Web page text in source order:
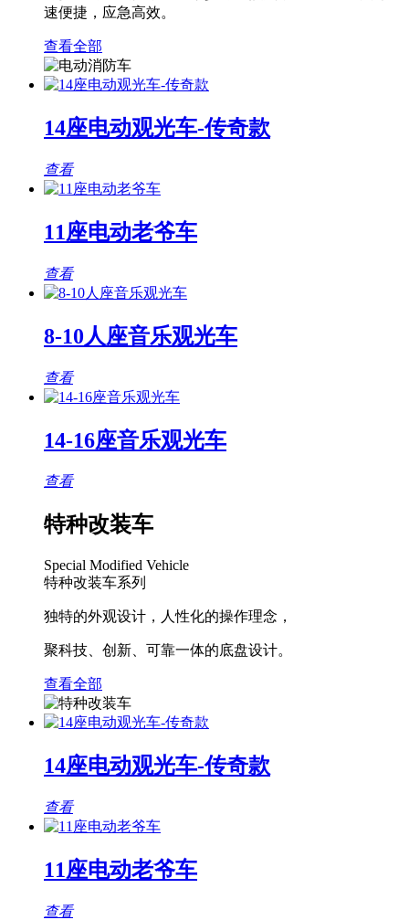
速便捷，应急高效。
查看全部
14座电动观光车-传奇款
查看
11座电动老爷车
查看
8-10人座音乐观光车
查看
14-16座音乐观光车
查看
特种改装车
Special Modified Vehicle
特种改装车系列
独特的外观设计，人性化的操作理念，
聚科技、创新、可靠一体的底盘设计。
查看全部
14座电动观光车-传奇款
查看
11座电动老爷车
查看